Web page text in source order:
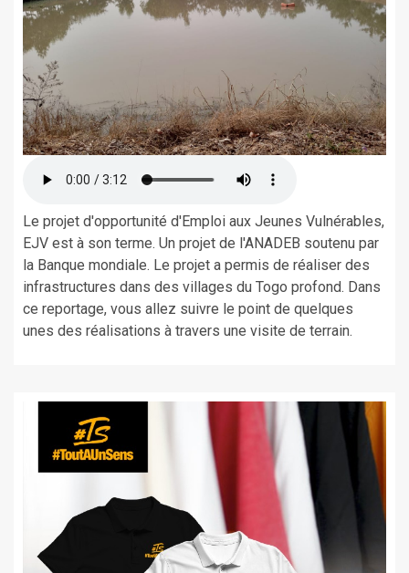
Le projet d'opportunité d'Emploi aux Jeunes Vulnérables,
EJV est à son terme. Un projet de l'ANADEB soutenu par
la Banque mondiale. Le projet a permis de réaliser des
infrastructures dans des villages du Togo profond. Dans
ce reportage, vous allez suivre le point de quelques
unes des réalisations à travers une visite de terrain.